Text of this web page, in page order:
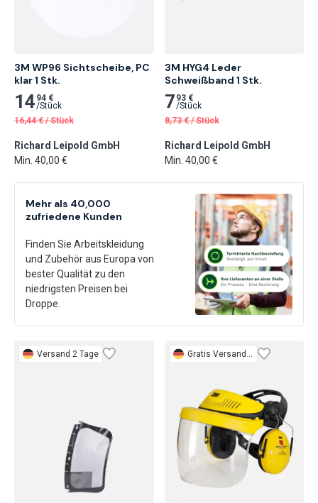
Mehr als 40,000
zufriedene Kunden
Finden Sie Arbeitskleidung
und Zubehör aus Europa von
bester Qualität zu den
niedrigsten Preisen bei
Droppe.
3M WP96 Sichtscheibe, PC
klar 1 Stk.
14 94 €
/Stück
16,44 € /Stück
Richard Leipold GmbH
Min. 40,00 €
3M HYG4 Leder
Schweißband 1 Stk.
7 93 €
/Stück
8,73 € /Stück
Richard Leipold GmbH
Min. 40,00 €
Versand 2 Tage Gratis Versand 2 Tage